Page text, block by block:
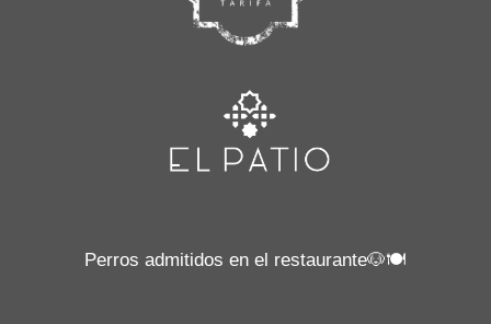
Perros admitidos en el restaurante🐶🍽️